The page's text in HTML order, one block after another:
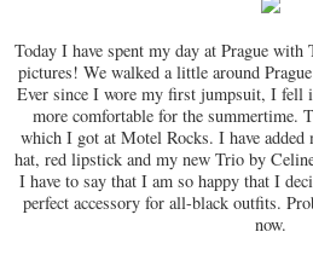
Today I have spent my day at Prague with
pictures! We walked a little around
Ever since I wore my first jumpsuit, I fell
more comfortable for the summertime.
which I got at Motel Rocks. I have added
hat, red lipstick and my new Trio by
I have to say that I am so happy that I
perfect accessory for all-black outfits.
now.